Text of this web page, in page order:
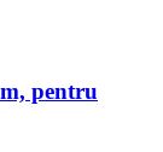
pentru